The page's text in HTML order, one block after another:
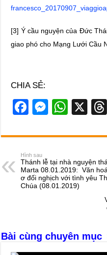
[3] Ý cầu nguyện của Đức
giao phó cho Mạng Lưới Cầu
CHIA SẺ:
F
c
e
b
o
M
ss
e
n
g
W
at
s
A
p
X
Hình sau
Thánh lễ tại nhà nguyện
Marta 08.01.2019: Văn
ơ đối nghịch với tình yêu
Chúa (08.01.2019)
Bài cùng chuyên mục